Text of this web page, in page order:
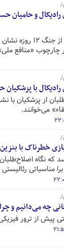
رادیکال و حامیان
حوادث پس
چارچوب «منافع
رادیکال با
از پزشکیان
می‌خوانند.
خطرناک با
که نگاه
مناسباتی
چه می‌دانیم و
پیش از ترور